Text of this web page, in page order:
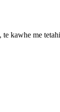
kawhe me